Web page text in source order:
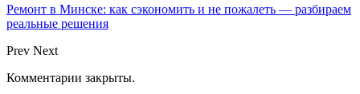
Ремонт в Минске: как сэкономить и не пожалеть — разбираем
реальные решения
Prev Next
Комментарии закрыты.